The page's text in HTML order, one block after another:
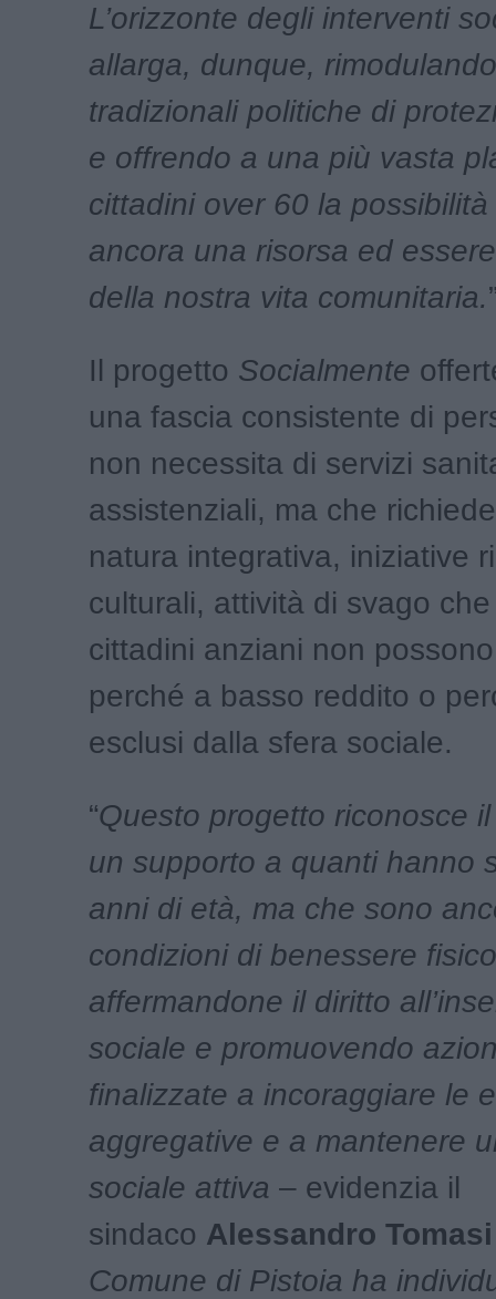
L’orizzonte degli interventi
allarga, dunque,
tradizionali politiche di
e offrendo a una più vasta
cittadini over 60 la
ancora una risorsa ed
della nostra vita comunitaria.
Il progetto Socialmente
una fascia consistente di
non necessita di servizi
assistenziali, ma che
natura integrativa, iniziative
culturali, attività di svago
cittadini anziani non
perché a basso reddito o
esclusi dalla sfera sociale.
“Questo progetto riconosce
un supporto a quanti hanno
anni di età, ma che sono
condizioni di benessere
affermandone il diritto
sociale e promuovendo
finalizzate a incoraggiare le
aggregative e a mantenere
sociale attiva – evidenzia il
sindaco Alessandro Tomasi
Comune di Pistoia ha